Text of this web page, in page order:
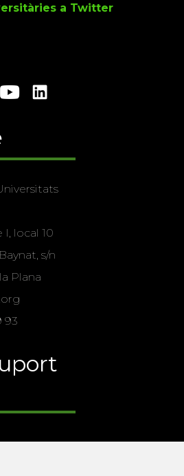
a Twitter
local 10
s/n
Plana
93